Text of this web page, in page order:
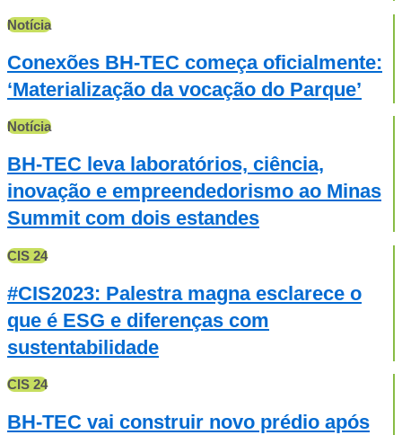
Notícia
Conexões BH-TEC começa oficialmente:
‘Materialização da vocação do Parque’
Notícia
BH-TEC leva laboratórios, ciência,
inovação e empreendedorismo ao Minas
Summit com dois estandes
CIS 24
#CIS2023: Palestra magna esclarece o
que é ESG e diferenças com
sustentabilidade
CIS 24
BH-TEC vai construir novo prédio após